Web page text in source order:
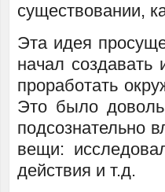
существовании,
Эта идея
начал создавать
проработать
Это было
подсознательно
вещи:
действия и т.д.